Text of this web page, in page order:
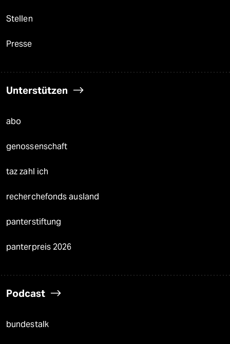
Stellen
Presse
Unterstützen
abo
genossenschaft
taz zahl ich
recherchefonds ausland
panterstiftung
panterpreis 2026
Podcast
bundestalk